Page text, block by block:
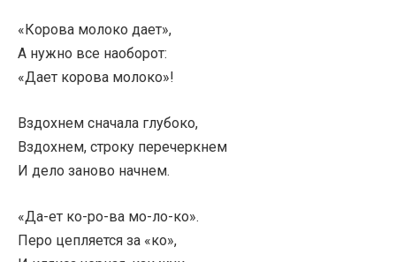
«Корова молоко дает»,
А нужно все наоборот:
«Дает корова молоко»!
Вздохнем сначала глубоко,
Вздохнем, строку перечеркнем
И дело заново начнем.
«Да-ет ко-ро-ва мо-ло-ко».
Перо цепляется за «ко»,